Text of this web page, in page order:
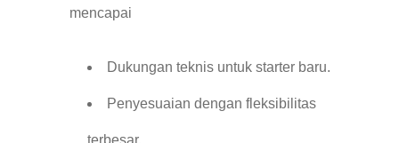
mencapai
Dukungan teknis untuk starter baru.
Penyesuaian dengan fleksibilitas
terbesar.